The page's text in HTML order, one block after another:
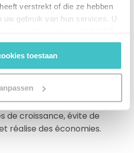
verstrekt of die ze hebben
uw gebruik van hun services. U
toestaan
n’est-ce pas ?
pas de vous épater. Nous
vous montrer que toutes les
sont complètes, précises,
à l’échelon mondial, et ce,
entreprise explore de
de croissance, évite de
réalise des économies.